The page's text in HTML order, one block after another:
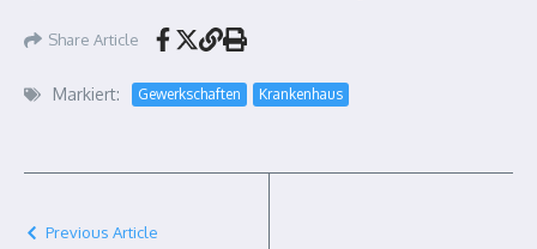
Share Article
Markiert: Gewerkschaften Krankenhaus
Previous Article